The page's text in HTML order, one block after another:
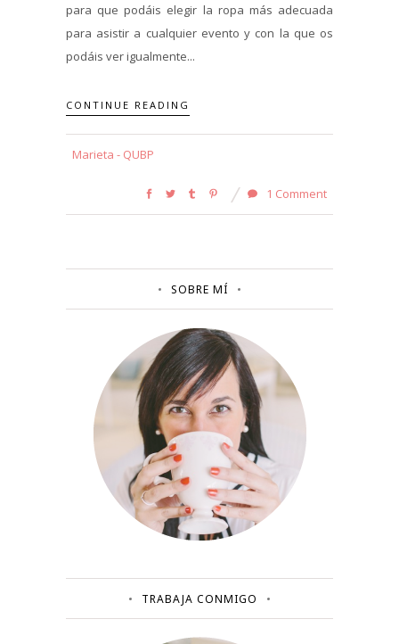
para que podáis elegir la ropa más adecuada
para asistir a cualquier evento y con la que os
podáis ver igualmente...
CONTINUE READING
Marieta - QUBP
1 Comment
SOBRE MÍ
TRABAJA CONMIGO